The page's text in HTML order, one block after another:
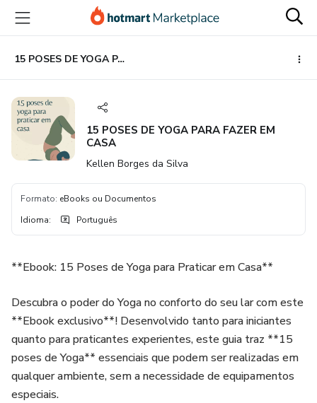
para
conteúdo
principal
para
pagamento
para
rodapé
15 POSES DE YOGA PARA FAZER EM CASA
15 POSES DE YOGA PARA FAZER EM
CASA
Kellen Borges da Silva
Formato: eBooks ou Documentos
Idioma: Português
**Ebook: 15 Poses de Yoga para Praticar em Casa**
Descubra o poder do Yoga no conforto do seu lar com este
**Ebook exclusivo**! Desenvolvido tanto para iniciantes
quanto para praticantes experientes, este guia traz **15
poses de Yoga** essenciais que podem ser realizadas em
qualquer ambiente, sem a necessidade de equipamentos
especiais.